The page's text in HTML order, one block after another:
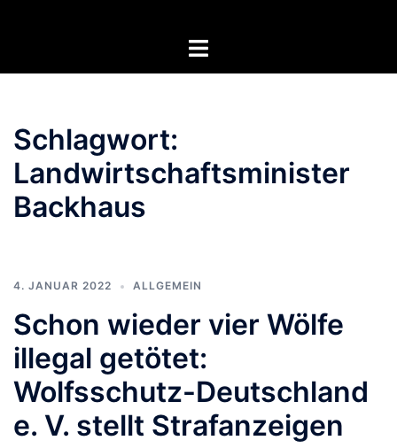
Menü
Schlagwort:
Landwirtschaftsminister
Backhaus
4. JANUAR 2022 ALLGEMEIN
Schon wieder vier Wölfe
illegal getötet:
Wolfsschutz-Deutschland
e. V. stellt Strafanzeigen